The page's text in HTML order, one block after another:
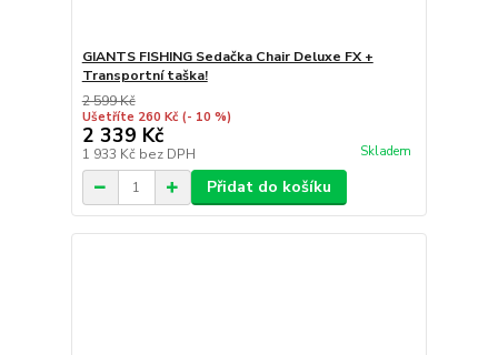
GIANTS FISHING Sedačka Chair Deluxe FX +
Transportní taška!
2 599 Kč
Ušetříte 260 Kč (- 10 %)
2 339 Kč
1 933 Kč bez DPH Skladem
Přidat do košíku